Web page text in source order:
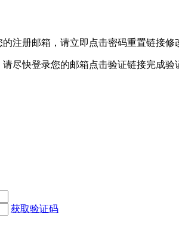
注册邮箱，请立即点击密码重置链接修
尽快登录您的邮箱点击验证链接完成验
获取验证码